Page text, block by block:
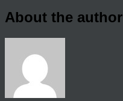
About the author